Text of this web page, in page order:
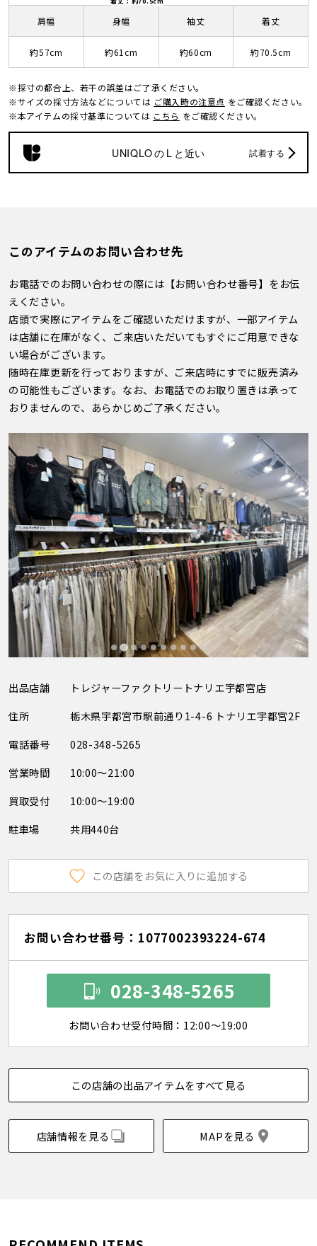
肩幅
約57cm
身幅
約61cm
袖丈
約60cm
着丈
約70.5cm
※採寸の都合上、若干の誤差はご了承ください。
※サイズの採寸方法などについては ご購入時の注意点 をご確認ください。
※本アイテムの採寸基準については こちら をご確認ください。
UNIQLOの L と近い 試着する
このアイテムのお問い合わせ先
お電話でのお問い合わせの際には【お問い合わせ番号】をお伝
えください。
店頭で実際にアイテムをご確認いただけますが、一部アイテム
は店舗に在庫がなく、ご来店いただいてもすぐにご用意できな
い場合がございます。
随時在庫更新を行っておりますが、ご来店時にすでに販売済み
の可能性もございます。なお、お電話でのお取り置きは承って
おりませんので、あらかじめご了承ください。
出品店舗
トレジャーファクトリートナリエ宇都宮店
住所
栃木県宇都宮市駅前通り1-4-6 トナリエ宇都宮2F
電話番号
028-348-5265
営業時間
10:00～21:00
買取受付
10:00～19:00
駐車場
共用440台
この店舗をお気に入りに追加する
お問い合わせ番号：1077002393224-674
028-348-5265
お問い合わせ受付時間：12:00～19:00
この店舗の出品アイテムをすべて見る
店舗情報を見る MAPを見る